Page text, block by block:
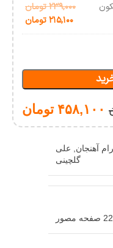
۲۳۹,۰۰۰تومان
۲۱۵,۱۰۰تومان
۴۵۸,۱۰۰ تومان
آهنجان, علی
گلچینی
مصور